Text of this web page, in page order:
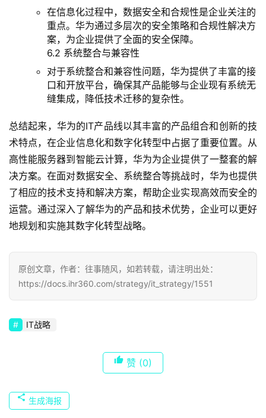
在信息化过程中，数据安全和合规性是企业关注的
重点。华为通过多层次的安全策略和合规性解决方
案，为企业提供了全面的安全保障。
6.2 系统整合与兼容性
对于系统整合和兼容性问题，华为提供了丰富的接
口和开放平台，确保其产品能够与企业现有系统无
缝集成，降低技术迁移的复杂性。
总结起来，华为的IT产品线以其丰富的产品组合和创新的技
术特点，在企业信息化和数字化转型中占据了重要位置。从
高性能服务器到智能云计算，华为为企业提供了一整套的解
决方案。在面对数据安全、系统整合等挑战时，华为也提供
了相应的技术支持和解决方案，帮助企业实现高效而安全的
运营。通过深入了解华为的产品和技术优势，企业可以更好
地规划和实施其数字化转型战略。
原创文章，作者：往事随风，如若转载，请注明出处：
https://docs.ihr360.com/strategy/it_strategy/1551
IT战略
赞 (0)
生成海报